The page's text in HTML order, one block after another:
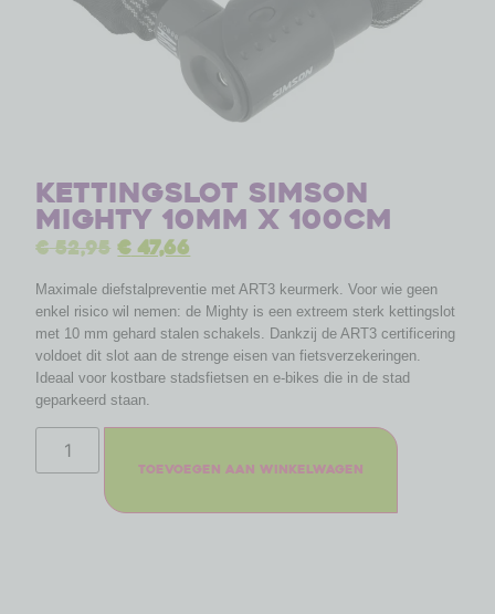
Kettingslot Simson
Mighty 10mm x 100cm
€52,95 €47,66
Maximale diefstalpreventie met ART3 keurmerk. Voor wie geen
enkel risico wil nemen: de Mighty is een extreem sterk kettingslot
met 10 mm gehard stalen schakels. Dankzij de ART3 certificering
voldoet dit slot aan de strenge eisen van fietsverzekeringen.
Ideaal voor kostbare stadsfietsen en e-bikes die in de stad
geparkeerd staan.
Toevoegen aan winkelwagen